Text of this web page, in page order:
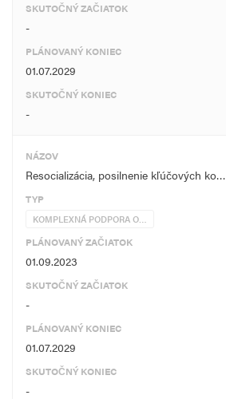
SKUTOČNÝ ZAČIATOK
-
PLÁNOVANÝ KONIEC
01.07.2029
SKUTOČNÝ KONIEC
-
NÁZOV
Resocializácia, posilnenie kľúčových ko…
TYP
KOMPLEXNÁ PODPORA O…
PLÁNOVANÝ ZAČIATOK
01.09.2023
SKUTOČNÝ ZAČIATOK
-
PLÁNOVANÝ KONIEC
01.07.2029
SKUTOČNÝ KONIEC
-